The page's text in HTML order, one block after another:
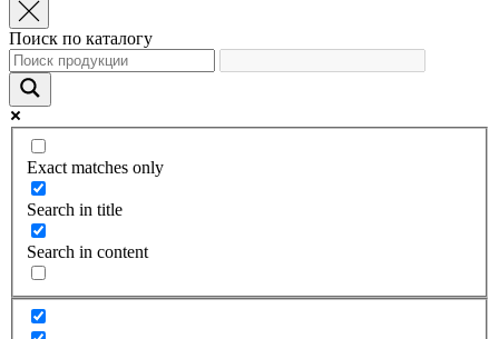
Поиск по каталогу
Exact matches only
Search in title
Search in content